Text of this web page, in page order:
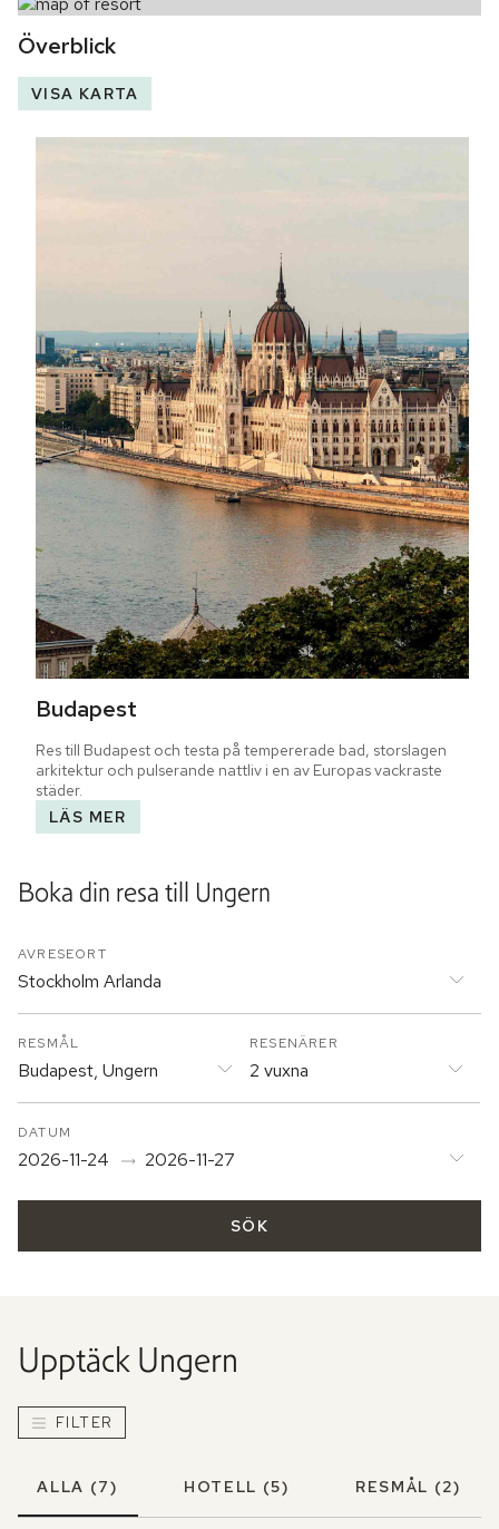
Överblick
VISA KARTA
Budapest
Res till Budapest och testa på tempererade bad, storslagen
arkitektur och pulserande nattliv i en av Europas vackraste
städer.
LÄS MER
Boka din resa till Ungern
AVRESEORT
Stockholm Arlanda
RESMÅL
Budapest, Ungern
DATUM
2026-11-24 2026-11-27
RESENÄRER
2 vuxna
SÖK
Upptäck Ungern
FILTER
ALLA (7) HOTELL (5) RESMÅL (2)